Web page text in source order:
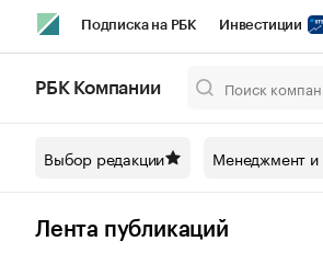
Подписка на РБК Инвестиции
Спецпроекты СПб
Технологии и медиа
РБК Компании
Выбор редакции Менеджмент и
Лента публикаций